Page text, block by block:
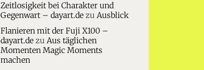
Zeitlosigkeit bei Charakter und
Gegenwart – dayart.dezu Ausblick
Flanieren mit der Fuji X100 –
dayart.dezu Aus täglichen
Momenten Magic Moments
machen